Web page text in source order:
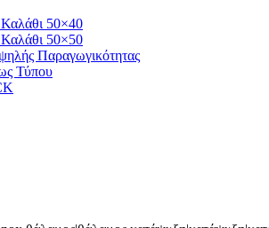
50×40
50×50
Παραγωγικότητας
Τύπου